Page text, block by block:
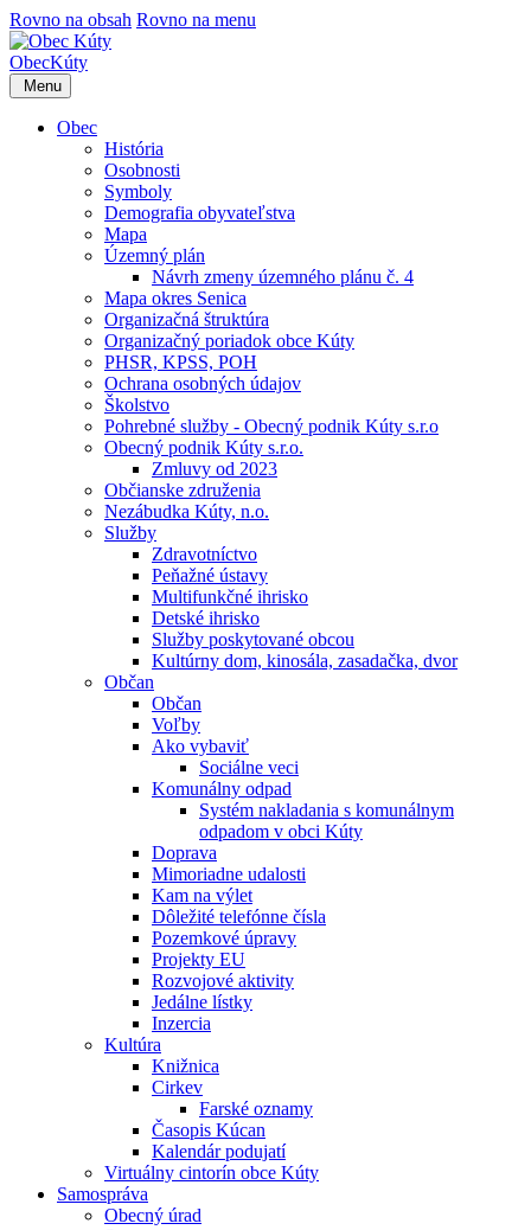
Rovno na obsah Rovno na menu
ObecKúty
Menu
Obec
História
Osobnosti
Symboly
Demografia obyvateľstva
Mapa
Územný plán
Návrh zmeny územného plánu č. 4
Mapa okres Senica
Organizačná štruktúra
Organizačný poriadok obce Kúty
PHSR, KPSS, POH
Ochrana osobných údajov
Školstvo
Pohrebné služby - Obecný podnik Kúty s.r.o
Obecný podnik Kúty s.r.o.
Zmluvy od 2023
Občianske združenia
Nezábudka Kúty, n.o.
Služby
Zdravotníctvo
Peňažné ústavy
Multifunkčné ihrisko
Detské ihrisko
Služby poskytované obcou
Kultúrny dom, kinosála, zasadačka, dvor
Občan
Občan
Voľby
Ako vybaviť
Sociálne veci
Komunálny odpad
Systém nakladania s komunálnym
odpadom v obci Kúty
Doprava
Mimoriadne udalosti
Kam na výlet
Dôležité telefónne čísla
Pozemkové úpravy
Projekty EU
Rozvojové aktivity
Jedálne lístky
Inzercia
Kultúra
Knižnica
Cirkev
Farské oznamy
Časopis Kúcan
Kalendár podujatí
Virtuálny cintorín obce Kúty
Samospráva
Obecný úrad